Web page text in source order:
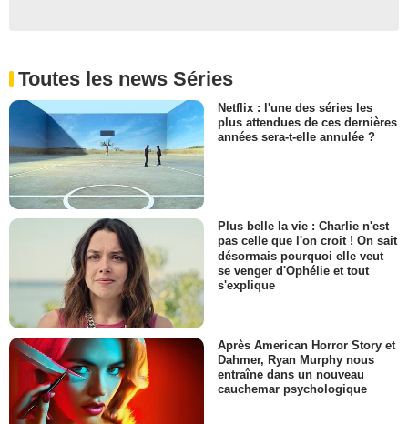
Toutes les news Séries
Netflix : l'une des séries les
plus attendues de ces dernières
années sera-t-elle annulée ?
Plus belle la vie : Charlie n'est
pas celle que l'on croit ! On sait
désormais pourquoi elle veut
se venger d'Ophélie et tout
s'explique
Après American Horror Story et
Dahmer, Ryan Murphy nous
entraîne dans un nouveau
cauchemar psychologique